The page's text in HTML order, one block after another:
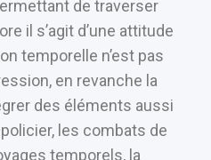
de traverser
il s’agit d’une attitude
temporelle n’est pas
en revanche la
des éléments aussi
les combats de
temporels, la